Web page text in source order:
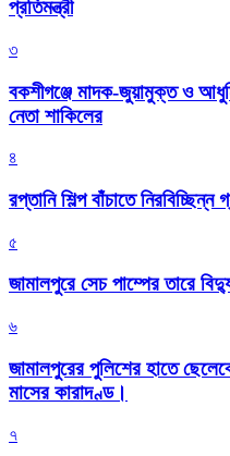
প্রতিমন্ত্রী
৩
বকশীগঞ্জে মাদক-জুয়ামুক্ত ও
নেতা শাকিলের
৪
রপ্তানি শিল্প বাঁচাতে
৫
জামালপুরে সেচ পাম্পের তারে
৬
জামালপুরের পুলিশের হাতে
মাসের কারাদণ্ড।
৭